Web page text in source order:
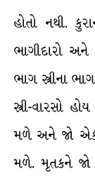
હોતો નથી.
ભાગીદારો અને
ભાગ સ્ત્રીના
સ્ત્રી-વારસો
મળે અને જો એક
મળે. મૃતકને જો